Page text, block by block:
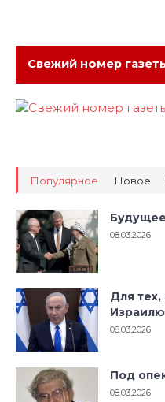
Свежий номер
Популярное Новое
08.03.2026
Для
Израилю
08.03.2026
Под
08.03.2026